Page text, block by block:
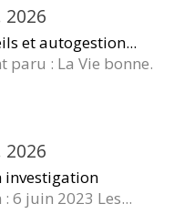
2026
et autogestion...
paru : La Vie bonne.
2026
investigation
6 juin 2023 Les...